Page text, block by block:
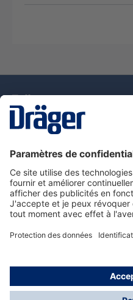
Nous contacter
Service de e-
Informations sur les
© Dräger France SAS,
*Prix hors taxe. Frais de